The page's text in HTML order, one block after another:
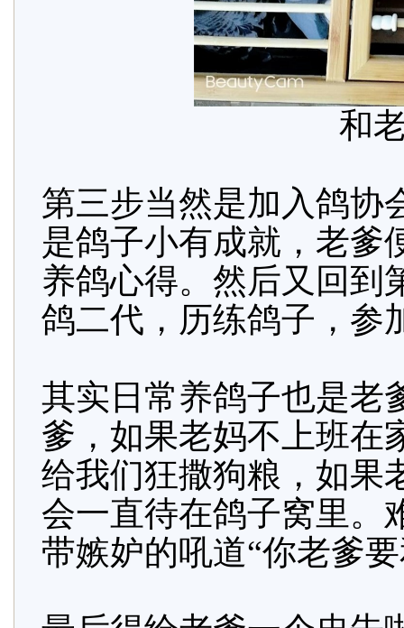
和
第三步当然是加入鸽协
是鸽子小有成就，老爹
养鸽心得。然后又回到
鸽二代，历练鸽子，参
其实日常养鸽子也是老
爹，如果老妈不上班在
给我们狂撒狗粮，如果
会一直待在鸽子窝里。
带嫉妒的吼道“你老爹